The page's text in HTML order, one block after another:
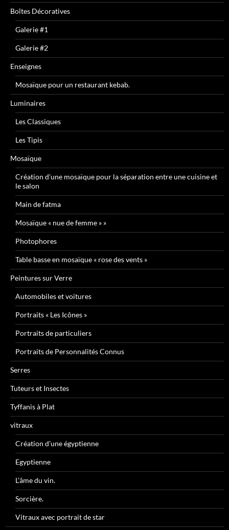
Boîtes Décoratives
Galerie #1
Galerie #2
Enseignes
Mosaïque pour un restaurant kebab.
Luminaires
Les Classiques
Les Tipis
Mosaïque
Création d’une mosaïque pour la séparation entre une cuisine et
le salon
Main de fatma
Mosaïque « nue de femme » »
Photophores
Table basse en mosaïque « rose des vents »
Peintures sur Verre
Automobiles et voitures
Portraits « Les Icônes »
Portraits de particuliers
Portraits de Personnalités Connus
Serres
Tuteurs et Insectes
Tyffanis à Plat
vitraux
Création d’une égyptienne
Egyptienne
L’âme du vin.
Sorcière.
Vitraux avec portrait de star